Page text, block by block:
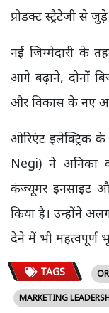
प्रोडक्ट स्ट्रैटेजी से
नई जिम्मेदारी के
आगे बढ़ाने, दोनों
और विकास के नए
ओरिएंट इलेक्ट्रिक के
Negi) ने अनिका
कंज्यूमर इनसाइट
किया है। उन्होंने
देने में भी महत्वपूर्ण
TAGS
MARKETING